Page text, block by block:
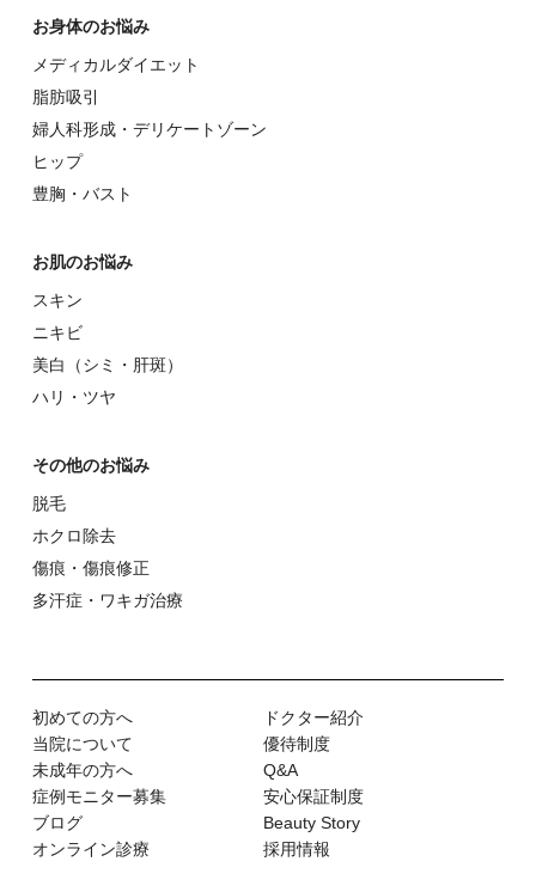
お⾝体のお悩み
メディカルダイエット
脂肪吸引
婦⼈科形成・デリケートゾーン
ヒップ
豊胸・バスト
お肌のお悩み
スキン
ニキビ
美⽩（シミ・肝斑）
ハリ・ツヤ
その他のお悩み
脱⽑
ホクロ除去
傷痕・傷痕修正
多汗症・ワキガ治療
初めての⽅へ
ドクター紹介
当院について
優待制度
未成年の方へ
Q&A
症例モニター募集
安心保証制度
ブログ
Beauty Story
オンライン診療
採用情報